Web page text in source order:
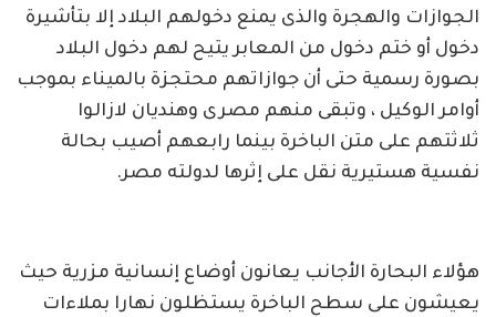
الجوازات والهجرة والذى يمنع دخولهم البلاد إلا بتأشيرة
دخول أو ختم دخول من المعابر يتيح لهم دخول البلاد
بصورة رسمية حتى أن جوازاتهم محتجزة بالميناء بموجب
أوامر الوكيل ، وتبقى منهم مصرى وهنديان لازالوا
ثلاثتهم على متن الباخرة بينما رابعهم أصيب بحالة
نفسية هستيرية نقل على إثرها لدولته مصر.
هؤلاء البحارة الأجانب يعانون أوضاع إنسانية مزرية حيث
يعيشون على سطح الباخرة يستظلون نهارا بملاءات